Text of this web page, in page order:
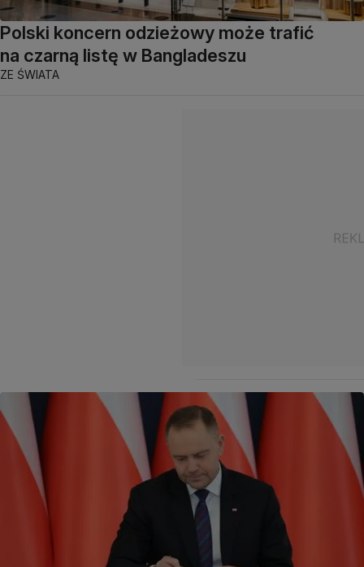
Polski koncern odzieżowy może trafić
na czarną listę w Bangladeszu
ZE ŚWIATA